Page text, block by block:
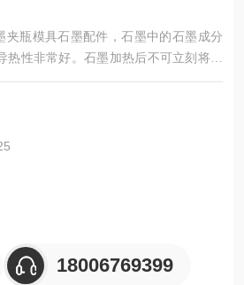
夹瓶模具石墨配件，石墨中的石墨成分
性非常好。石墨加热后不可立刻将其
免它因急剧冷却而破裂。
18006769399